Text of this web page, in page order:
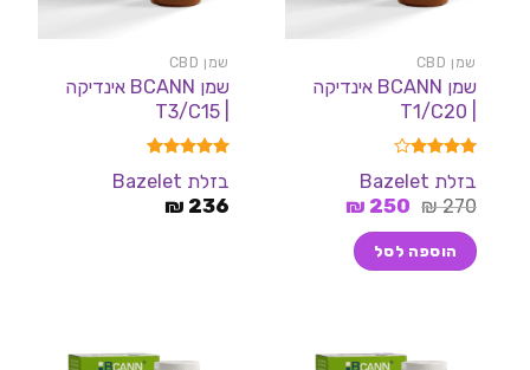
שמן CBD
שמן BCANN אינדיקה
דורג
4.00
מתוך 5
בזלת Bazelet
270
₪ המחיר
היה:
270 ₪.
250
₪המחיר
הוספה לסל
שמן CBD
שמן BCANN אינדיקה
| T3/C15
דורג
5.00
מתוך 5
בזלת Bazelet
236
₪